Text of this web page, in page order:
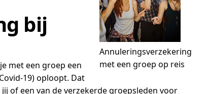
Annuleringsverzekering
met een groep op reis
bij
met een groep een
19) oploopt. Dat
of een van de verzekerde groepsleden voor